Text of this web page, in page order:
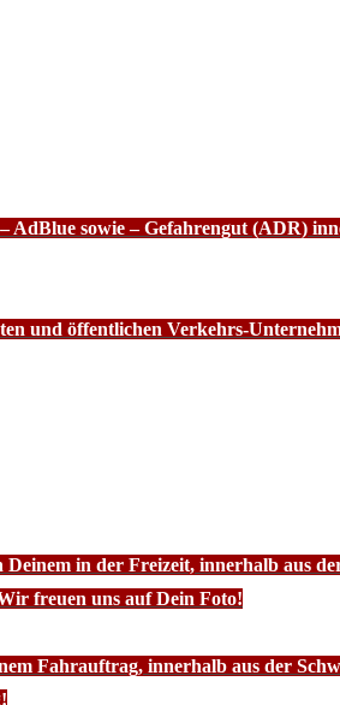
AdBlue sowie – Gefahrengut (ADR)
und öffentlichen Verkehrs-
in der Freizeit, innerhalb aus
freuen uns auf Dein Foto!
Fahrauftrag, innerhalb aus der